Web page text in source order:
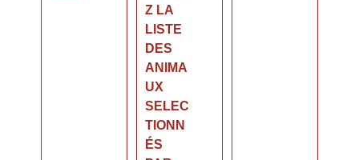
Z LA
LISTE
DES
ANIMA
UX
SELEC
TIONN
ÉS